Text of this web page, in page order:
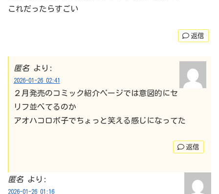
これだったらすごい
返信
匿名 より:
2026-01-26 02:41
２月発売のコミック紹介ページでは意図的にセ
リフ並べてるのか
アオハコロボ子でちょっと笑える感じになってた
返信
匿名 より:
2026-01-26 01:16